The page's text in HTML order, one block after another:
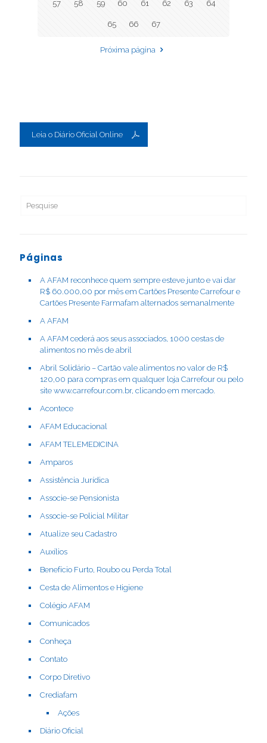
57 58 59 60 61 62 63 64
65 66 67
Próxima página
Leia o Diário Oficial Online
Páginas
A AFAM reconhece quem sempre esteve junto e vai dar
R$ 60.000,00 por mês em Cartões Presente Carrefour e
Cartões Presente Farmafam alternados semanalmente
A AFAM
A AFAM cederá aos seus associados, 1000 cestas de
alimentos no mês de abril
Abril Solidário – Cartão vale alimentos no valor de R$
120,00 para compras em qualquer loja Carrefour ou pelo
site www.carrefour.com.br, clicando em mercado.
Acontece
AFAM Educacional
AFAM TELEMEDICINA
Amparos
Assistência Jurídica
Associe-se Pensionista
Associe-se Policial Militar
Atualize seu Cadastro
Auxílios
Benefício Furto, Roubo ou Perda Total
Cesta de Alimentos e Higiene
Colégio AFAM
Comunicados
Conheça
Contato
Corpo Diretivo
Crediafam
Ações
Diário Oficial